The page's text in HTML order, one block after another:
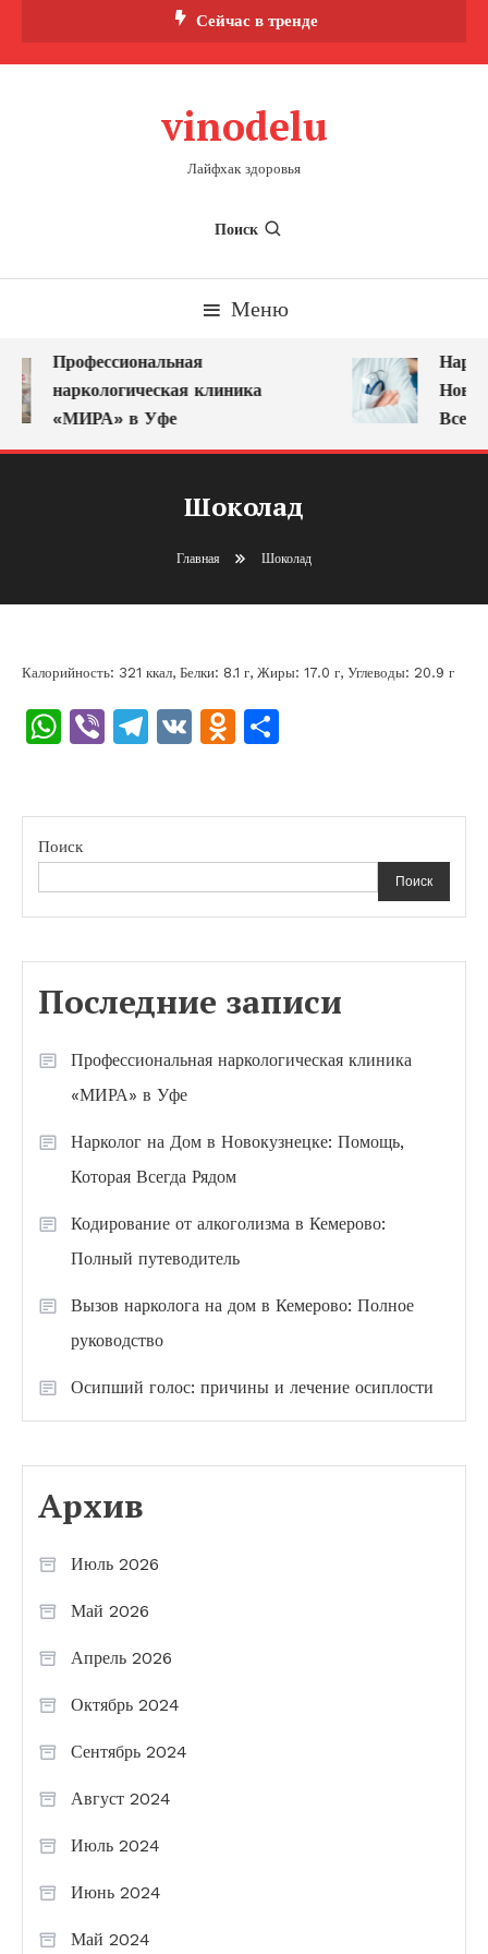
Сейчас в тренде
vinodelu
Лайфхак здоровья
Поиск
Меню
Профессиональная
наркологическая клиника
«МИРА» в Уфе
Шоколад
Главная Шоколад
Калорийность: 321 ккал, Белки: 8.1 г, Жиры: 17.0 г, Углеводы: 20.9 г
WhatsApp
ViberTelegram
VK Odnoklassniki
Поиск
Поиск
Последние записи
Профессиональная наркологическая клиника
«МИРА» в Уфе
Нарколог на Дом в Новокузнецке: Помощь,
Которая Всегда Рядом
Кодирование от алкоголизма в Кемерово:
Полный путеводитель
Вызов нарколога на дом в Кемерово: Полное
руководство
Осипший голос: причины и лечение осиплости
Архив
Июль 2026
Май 2026
Апрель 2026
Октябрь 2024
Сентябрь 2024
Август 2024
Июль 2024
Июнь 2024
Май 2024